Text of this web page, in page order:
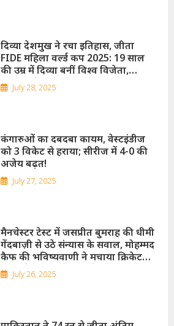
दिव्या देशमुख ने रचा इतिहास, जीता
FIDE महिला वर्ल्ड कप 2025: 19 साल
की उम्र में दिव्या बनीं विश्व विजेता,
फाइनल में कोनेरू हम्पी को हराया!
July 28, 2025
कंगारुओं का दबदबा कायम, वेस्टइंडीज
को 3 विकेट से हराया; सीरीज में 4-0 की
अजेय बढ़त!
July 27, 2025
मैनचेस्टर टेस्ट में जसप्रीत बुमराह की धीमी
गेंदबाज़ी से उठे संन्यास के सवाल, मोहम्मद
कैफ की भविष्यवाणी ने मचाया क्रिकेट
जगत में हड़कंप; कैफ बोले – शायद अब
टेस्ट में न दिखें!
July 26, 2025